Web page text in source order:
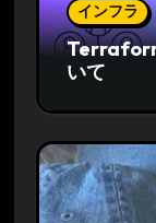
インフラ
いて